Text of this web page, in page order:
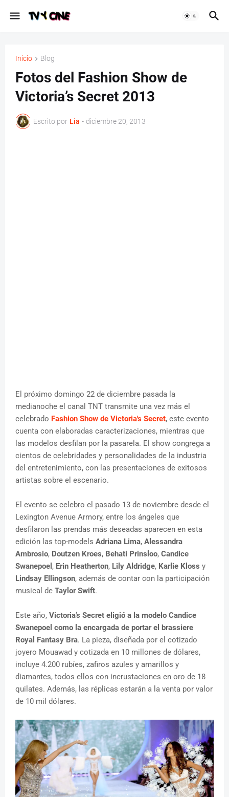
Inicio Blog
Fotos del Fashion Show de
Victoria’s Secret 2013
Escrito por Lia - diciembre 20, 2013
El próximo domingo 22 de diciembre pasada la
medianoche el canal TNT transmite una vez más el
celebrado Fashion Show de Victoria's Secret, este evento
cuenta con elaboradas caracterizaciones, mientras que
las modelos desfilan por la pasarela. El show congrega a
cientos de celebridades y personalidades de la industria
del entretenimiento, con las presentaciones de exitosos
artistas sobre el escenario.
El evento se celebro el pasado 13 de noviembre desde el
Lexington Avenue Armory, entre los ángeles que
desfilaron las prendas más deseadas aparecen en esta
edición las top-models Adriana Lima, Alessandra
Ambrosio, Doutzen Kroes, Behati Prinsloo, Candice
Swanepoel , Erin Heatherton, Lily Aldridge, Karlie Kloss y
Lindsay Ellingson, además de contar con la participación
musical de Taylor Swift.
Este año, Victoria’s Secret eligió a la modelo Candice
Swanepoel como la encargada de portar el brassiere
Royal Fantasy Bra. La pieza, diseñada por el cotizado
joyero Mouawad y cotizada en 10 millones de dólares,
incluye 4.200 rubíes, zafiros azules y amarillos y
diamantes, todos ellos con incrustaciones en oro de 18
quilates. Además, las réplicas estarán a la venta por valor
de 10 mil dólares.